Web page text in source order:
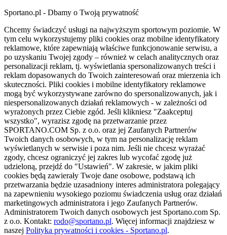
Sportano.pl - Dbamy o Twoją prywatność
Chcemy świadczyć usługi na najwyższym sportowym poziomie. W
tym celu wykorzystujemy pliki cookies oraz mobilne identyfikatory
reklamowe, które zapewniają właściwe funkcjonowanie serwisu, a
po uzyskaniu Twojej zgody – również w celach analitycznych oraz
personalizacji reklam, tj. wyświetlania spersonalizowanych treści i
reklam dopasowanych do Twoich zainteresowań oraz mierzenia ich
skuteczności. Pliki cookies i mobilne identyfikatory reklamowe
mogą być wykorzystywane zarówno do spersonalizowanych, jak i
niespersonalizowanych działań reklamowych - w zależności od
wyrażonych przez Ciebie zgód. Jeśli klikniesz "Zaakceptuj
wszystko", wyrazisz zgodę na przetwarzanie przez
SPORTANO.COM Sp. z o.o. oraz jej Zaufanych Partnerów
Twoich danych osobowych, w tym na personalizację reklam
wyświetlanych w serwisie i poza nim. Jeśli nie chcesz wyrażać
zgody, chcesz ograniczyć jej zakres lub wycofać zgodę już
udzieloną, przejdź do "Ustawień". W zakresie, w jakim pliki
cookies będą zawierały Twoje dane osobowe, podstawą ich
przetwarzania będzie uzasadniony interes administratora polegający
na zapewnieniu wysokiego poziomu świadczenia usług oraz działań
marketingowych administratora i jego Zaufanych Partnerów.
Administratorem Twoich danych osobowych jest Sportano.com Sp.
z o.o. Kontakt: rodo@sportano.pl. Więcej informacji znajdziesz w
naszej Polityka prywatności i cookies - Sportano.pl.